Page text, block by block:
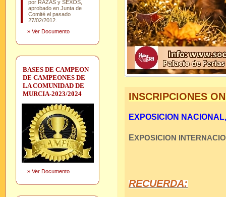
por RAZAS y SEXOS,
aprobado en Junta de
Comité el pasado
27/02/2012.
» Ver Documento
BASES DE CAMPEON
DE CAMPEONES DE
LA COMUNIDAD DE
MURCIA-2023/2024
» Ver Documento
INSCRIPCIONES
EXPOSICION
EXPOSICION
RECUERDA: